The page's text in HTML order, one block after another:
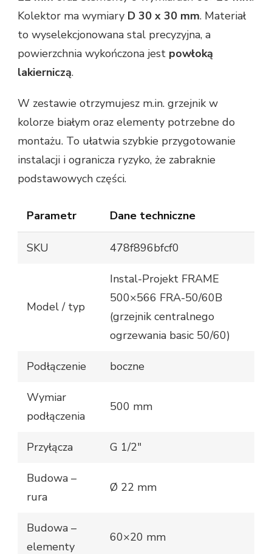
Kolektor ma wymiary D 30 x 30 mm. Materiał
to wyselekcjonowana stal precyzyjna, a
powierzchnia wykończona jest powłoką
lakierniczą.
W zestawie otrzymujesz m.in. grzejnik w
kolorze białym oraz elementy potrzebne do
montażu. To ułatwia szybkie przygotowanie
instalacji i ogranicza ryzyko, że zabraknie
podstawowych części.
Parametr Dane techniczne
SKU 478f896bfcf0
Model / typ
Instal-Projekt FRAME
500×566 FRA-50/60B
(grzejnik centralnego
ogrzewania basic 50/60)
Podłączenie boczne
Wymiar
podłączenia
500 mm
Przyłącza G 1/2″
Budowa –
rura
Ø 22 mm
Budowa –
elementy
60×20 mm